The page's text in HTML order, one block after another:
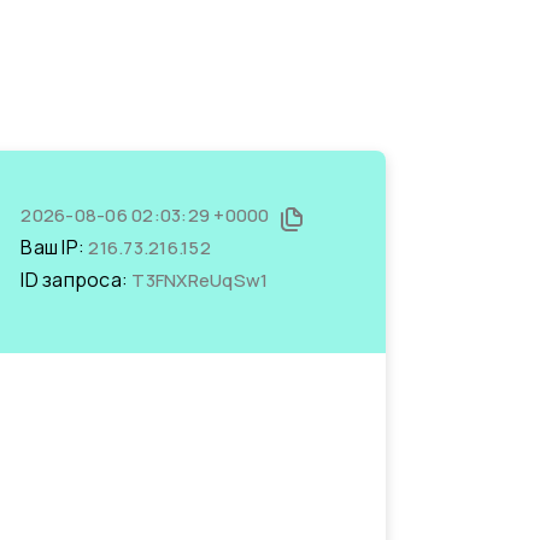
2026-08-06 02:03:29 +0000
Ваш IP:216.73.216.152
ID запроса: T3FNXReUqSw1